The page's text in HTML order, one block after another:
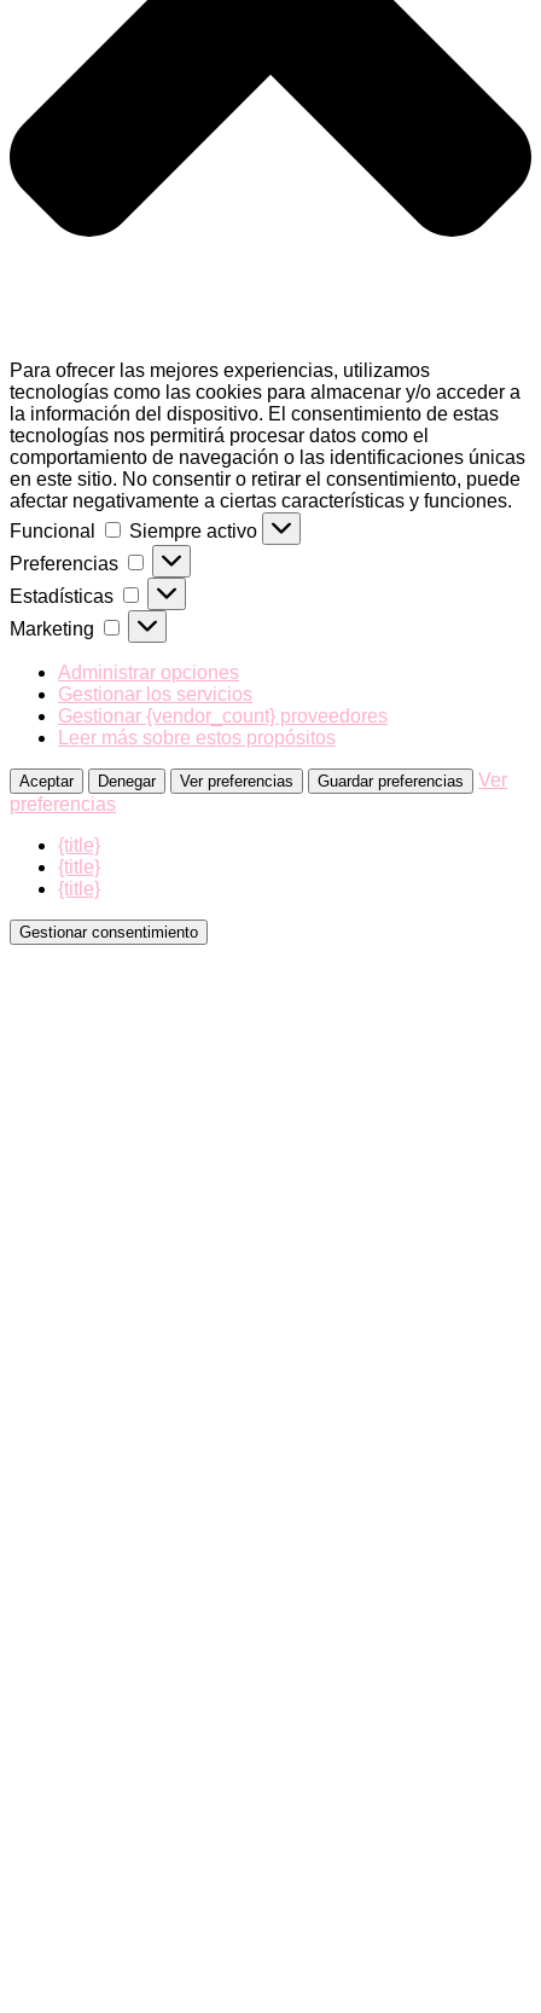
Para ofrecer las mejores experiencias, utilizamos
tecnologías como las cookies para almacenar y/o acceder a
la información del dispositivo. El consentimiento de estas
tecnologías nos permitirá procesar datos como el
comportamiento de navegación o las identificaciones únicas
en este sitio. No consentir o retirar el consentimiento, puede
afectar negativamente a ciertas características y funciones.
Funcional
Funcional
Siempre activo
Preferencias
Preferencias
Estadísticas Estadísticas
Marketing Marketing
Administrar opciones
Gestionar los servicios
Gestionar {vendor_count} proveedores
Leer más sobre estos propósitos
Aceptar Denegar Ver preferencias Guardar preferencias
Ver
preferencias
{title}
{title}
{title}
Gestionar consentimiento